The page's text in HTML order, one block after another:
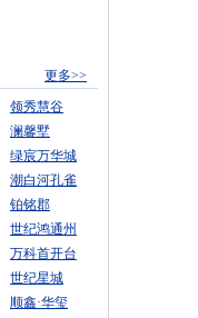
更多>>
领秀慧谷
澜馨墅
绿宸万华城
潮白河孔雀
铂铭郡
世纪鸿通州
万科首开台
世纪星城
顺鑫·华玺